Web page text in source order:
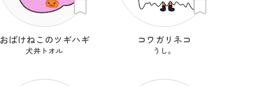
おばけねこのツギハギ
犬井トオル
コワガリネコ
うし。